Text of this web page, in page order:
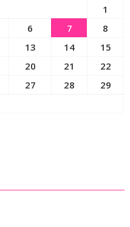
1
6 7
8
13 14
15
20 21
22
27 28
29